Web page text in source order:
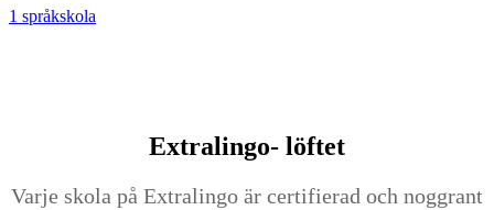
1 språkskola
Extralingo- löftet
Varje skola på Extralingo är certifierad och noggrant